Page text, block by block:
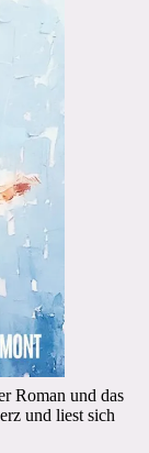
Roman und das
und liest sich